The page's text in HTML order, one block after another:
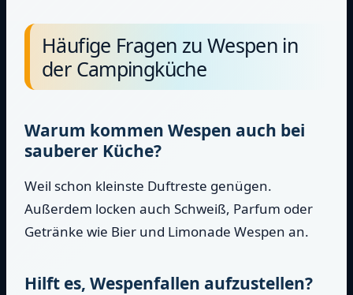
Häufige Fragen zu Wespen in
der Campingküche
Warum kommen Wespen auch bei
sauberer Küche?
Weil schon kleinste Duftreste genügen.
Außerdem locken auch Schweiß, Parfum oder
Getränke wie Bier und Limonade Wespen an.
Hilft es, Wespenfallen aufzustellen?